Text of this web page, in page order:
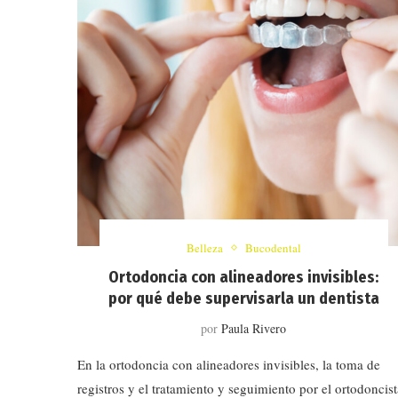
Belleza Bucodental
Ortodoncia con alineadores invisibles:
por qué debe supervisarla un dentista
porPaula Rivero
En la ortodoncia con alineadores invisibles, la toma de
registros y el tratamiento y seguimiento por el